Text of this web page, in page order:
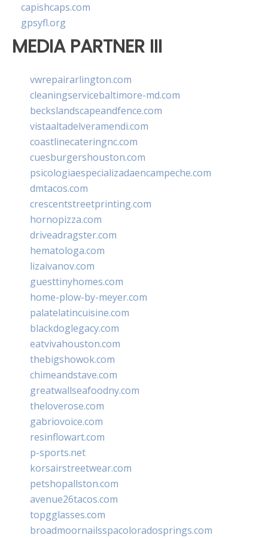
capishcaps.com
gpsyfl.org
MEDIA PARTNER III
vwrepairarlington.com
cleaningservicebaltimore-md.com
beckslandscapeandfence.com
vistaaltadelveramendi.com
coastlinecateringnc.com
cuesburgershouston.com
psicologiaespecializadaencampeche.com
dmtacos.com
crescentstreetprinting.com
hornopizza.com
driveadragster.com
hematologa.com
lizaivanov.com
guesttinyhomes.com
home-plow-by-meyer.com
palatelatincuisine.com
blackdoglegacy.com
eatvivahouston.com
thebigshowok.com
chimeandstave.com
greatwallseafoodny.com
theloverose.com
gabriovoice.com
resinflowart.com
p-sports.net
korsairstreetwear.com
petshopallston.com
avenue26tacos.com
topgglasses.com
broadmoornailsspacoloradosprings.com